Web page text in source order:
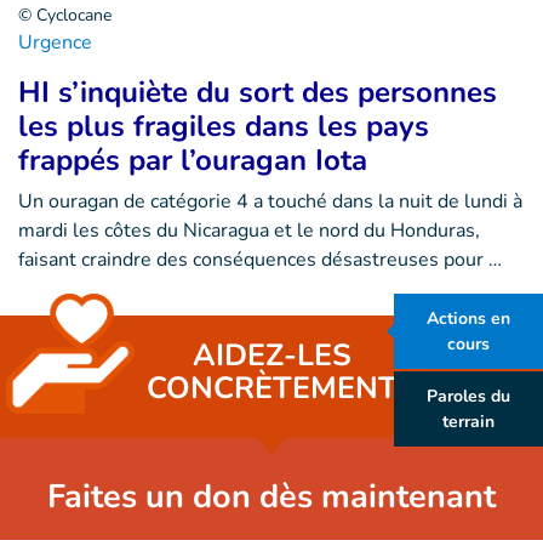
Actions en
cours
Paroles du
terrain
© Cyclocane
Urgence
HI s’inquiète du sort des personnes
les plus fragiles dans les pays
frappés par l’ouragan Iota
Un ouragan de catégorie 4 a touché dans la nuit de lundi à
mardi les côtes du Nicaragua et le nord du Honduras,
faisant craindre des conséquences désastreuses pour …
AIDEZ-LES
CONCRÈTEMENT
Faites un don dès maintenant